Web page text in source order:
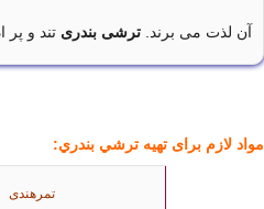
آن لذت می برند. ترشی بندری تند و پر
مواد لازم برای تهیه ترشي بندري:
تمرهندی